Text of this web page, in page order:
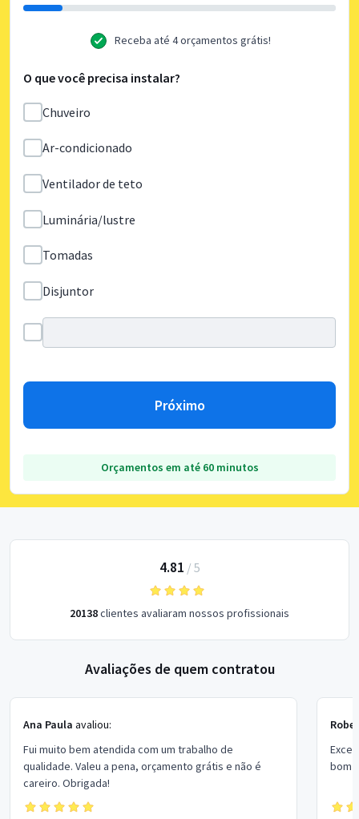
Receba até 4 orçamentos grátis!
O que você precisa instalar?
Chuveiro
Ar-condicionado
Ventilador de teto
Luminária/lustre
Tomadas
Disjuntor
Próximo
Orçamentos em até 60 minutos
4.81 / 5
20138clientes avaliaram nossos profissionais
Avaliações de quem contratou
Ana Paula avaliou:
Fui muito bem atendida com um trabalho de
qualidade. Valeu a pena, orçamento grátis e não é
careiro. Obrigada!
bom